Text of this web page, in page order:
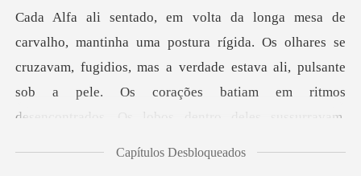
Sair
s olhares se
cruzavam, fugidios, mas a verdade estava ali, pulsante
sob a pele. Os coraçõ
Capítulos Desbloqueados